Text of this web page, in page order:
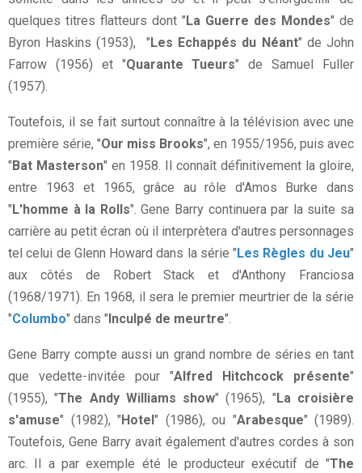
quelques titres flatteurs dont " La Guerre des Mondes" de
Byron Haskins (1953), " Les Echappés du Néant" de John
Farrow (1956) et "Quarante Tueurs" de Samuel Fuller
(1957).
Toutefois, il se fait surtout connaître à la télévision avec une
première série, "Our miss Brooks", en 1955/1956, puis avec
" Bat Masterson" en 1958. Il connaît définitivement la gloire,
entre 1963 et 1965, grâce au rôle d'Amos Burke dans
" L'homme à la Rolls". Gene Barry continuera par la suite sa
carrière au petit écran où il interprètera d'autres personnages
tel celui de Glenn Howard dans la série " Les Règles du Jeu"
aux côtés de Robert Stack et d'Anthony Franciosa
(1968/1971). En 1968, il sera le premier meurtrier de la série
"Columbo" dans " Inculpé de meurtre".
Gene Barry compte aussi un grand nombre de séries en tant
que vedette-invitée pour "Alfred Hitchcock présente"
(1955), "The Andy Williams show" (1965), " La croisière
s'amuse" (1982), " Hotel " (1986), ou "Arabesque" (1989).
Toutefois, Gene Barry avait également d'autres cordes à son
arc. Il a par exemple été le producteur exécutif de "The